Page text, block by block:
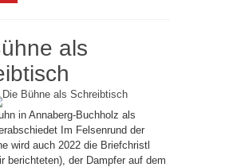
als
in Annaberg-Buchholz als
Im Felsenrund der
wird auch 2022 die Briefchristl
berichteten), der Dampfer auf dem